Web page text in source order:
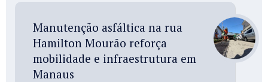
Manutenção asfáltica na rua
Hamilton Mourão reforça
mobilidade e infraestrutura em
Manaus